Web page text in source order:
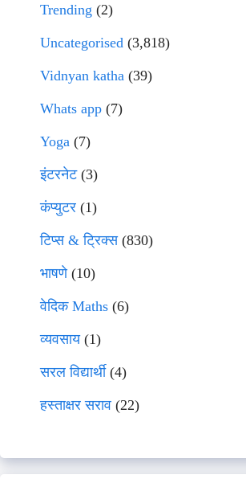
Trending (2)
Uncategorised (3,818)
Vidnyan katha (39)
Whats app (7)
Yoga (7)
इंटरनेट(3)
कंप्युटर (1)
टिप्स & ट्रिक्स(830)
भाषणे(10)
वेदिक Maths (6)
व्यवसाय(1)
सरल विद्यार्थी(4)
हस्ताक्षर सराव (22)